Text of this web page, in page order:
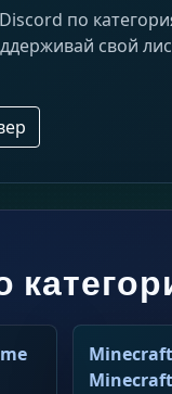
по
свой